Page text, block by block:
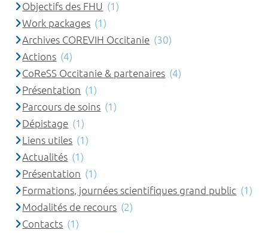
Objectifs des FHU (1)
Work packages (1)
Archives COREVIH Occitanie (30)
Actions (4)
CoReSS Occitanie & partenaires (4)
Présentation (1)
Parcours de soins (1)
Dépistage (1)
Liens utiles (1)
Actualités (1)
Présentation (1)
Formations, journées scientifiques grand public (1)
Modalités de recours (2)
Contacts (1)